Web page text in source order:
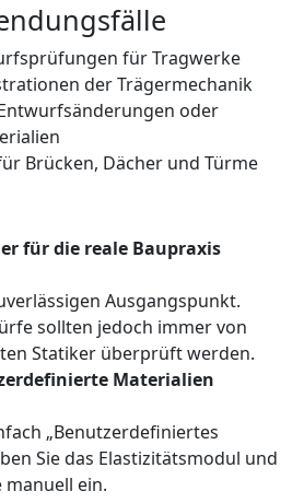
für Tragwerke
der Trägermechanik
oder
Brücken, Dächer und Türme
für die reale Baupraxis
Ausgangspunkt.
sollten jedoch immer von
Statiker überprüft werden.
Materialien
„Benutzerdefiniertes
Sie das Elastizitätsmodul und
manuell ein.